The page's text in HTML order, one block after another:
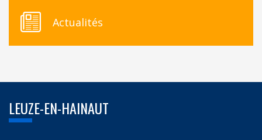
Actualités
LEUZE-EN-HAINAUT